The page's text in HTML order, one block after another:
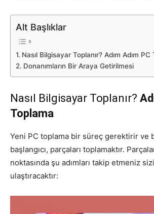
Alt Başlıklar
Nasıl Bilgisayar Toplanır? Adım Adım PC
Donanımların Bir Araya Getirilmesi
Nasıl Bilgisayar Toplanır?
Toplama
Yeni PC toplama bir süreç gerektirir ve
başlangıcı, parçaları toplamaktır.
noktasında şu adımları takip etmeniz
ulaştıracaktır: